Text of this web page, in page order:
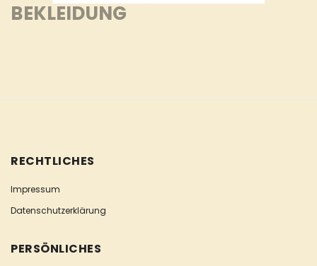
BEKLEIDUNG
RECHTLICHES
Impressum
Datenschutzerklärung
PERSÖNLICHES